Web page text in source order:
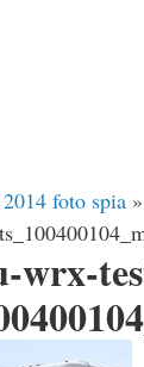
foto spia »
wrx-